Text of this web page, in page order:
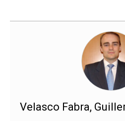
Velasco Fabra,